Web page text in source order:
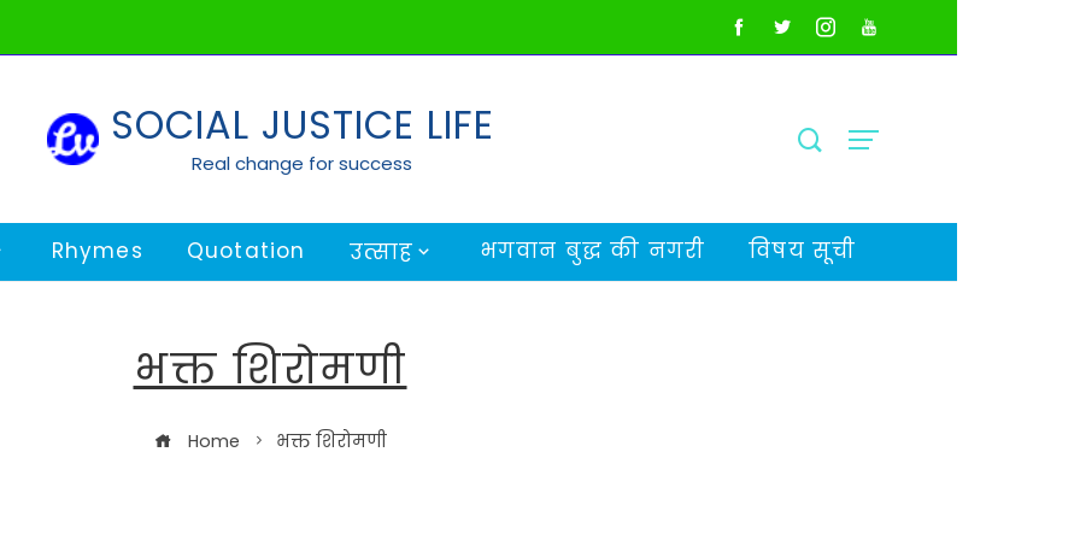
SOCIAL JUSTICE LIFE
Real change for success
Rhymes Quotation उत्साह भगवान बुद्ध की नगरी विषय सूची
भक्त शिरोमणी
Home भक्त शिरोमणी